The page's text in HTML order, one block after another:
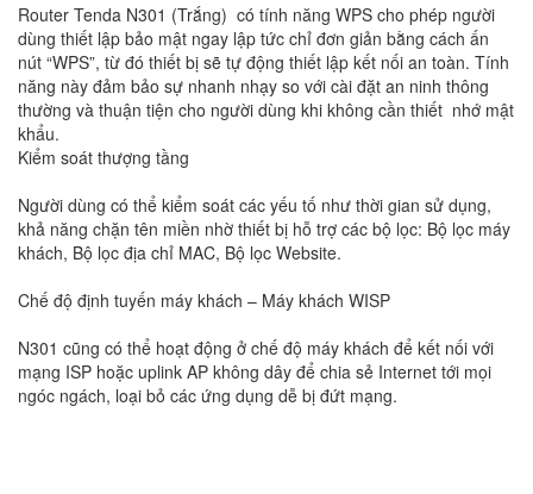
Router Tenda N301 (Trắng) có tính năng WPS cho phép người
dùng thiết lập bảo mật ngay lập tức chỉ đơn giản bằng cách ấn
nút “WPS”, từ đó thiết bị sẽ tự động thiết lập kết nối an toàn. Tính
năng này đảm bảo sự nhanh nhạy so với cài đặt an ninh thông
thường và thuận tiện cho người dùng khi không cần thiết nhớ mật
khẩu.
Kiểm soát thượng tầng
Người dùng có thể kiểm soát các yếu tố như thời gian sử dụng,
khả năng chặn tên miền nhờ thiết bị hỗ trợ các bộ lọc: Bộ lọc máy
khách, Bộ lọc địa chỉ MAC, Bộ lọc Website.
Chế độ định tuyến máy khách – Máy khách WISP
N301 cũng có thể hoạt động ở chế độ máy khách để kết nối với
mạng ISP hoặc uplink AP không dây để chia sẻ Internet tới mọi
ngóc ngách, loại bỏ các ứng dụng dễ bị đứt mạng.